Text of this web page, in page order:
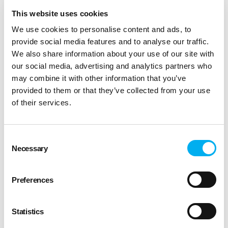
This website uses cookies
We use cookies to personalise content and ads, to
provide social media features and to analyse our traffic.
We also share information about your use of our site with
our social media, advertising and analytics partners who
may combine it with other information that you’ve
provided to them or that they’ve collected from your use
of their services.
Selection
Necessary
Preferences
Statistics
De client à coach
Élodie Tricoteaux incarne parfaitement la reconversion
professionnelle réussie. Après avoir perdu 30 kg grâce au
programmedietplus, elle a décidé d’ouvrir son propre
centre. “J’essaye d’aider des gens comme moi à retrouver
la santé, la confiance en eux, le bien-être” dit-elle. Ce
parcours est assez courant chez dietplus, environ la moitié
de nos franchisés sont d’anciens clients convaincus par la
Après ce partage de tranches de vies de nos
questions sur la méthode
plus. Certains envisagent de
commencer un programme de rééquilibrage alimentaire,